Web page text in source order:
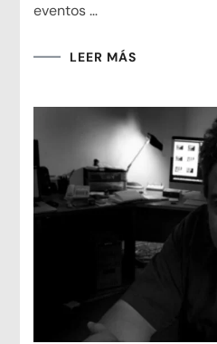
eventos …
LEER MÁS